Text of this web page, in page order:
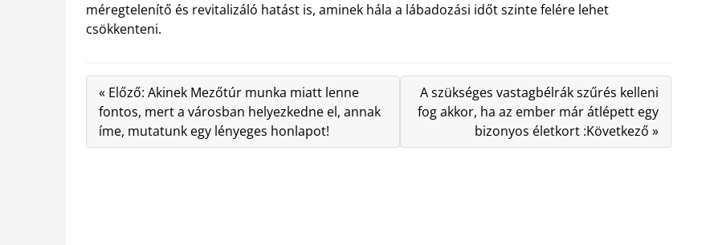
méregtelenítő és revitalizáló hatást is, aminek hála a lábadozási időt szinte felére lehet
csökkenteni.
« Előző: Akinek Mezőtúr munka miatt lenne
fontos, mert a városban helyezkedne el, annak
íme, mutatunk egy lényeges honlapot!
A szükséges vastagbélrák szűrés kelleni
fog akkor, ha az ember már átlépett egy
bizonyos életkort :Következő »